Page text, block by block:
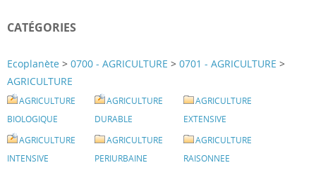
CATÉGORIES
Ecoplanète > 0700 - AGRICULTURE > 0701 - AGRICULTURE >
AGRICULTURE
AGRICULTURE
BIOLOGIQUE
AGRICULTURE
DURABLE
AGRICULTURE
EXTENSIVE
AGRICULTURE
INTENSIVE
AGRICULTURE
PERIURBAINE
AGRICULTURE
RAISONNEE